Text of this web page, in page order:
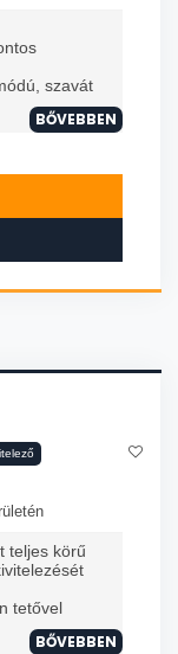
szavát
BŐVEBBEN
teljes körű
tetővel
BŐVEBBEN